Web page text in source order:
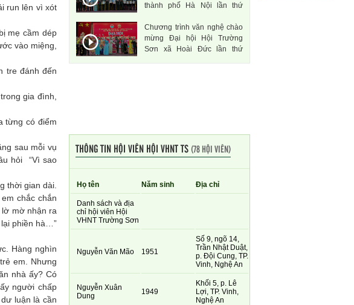
run lên vì xót
mẹ cầm dép
vào miệng,
tre đánh đến
gia đình,
từng có điểm
sau mỗi vụ
hỏi “Vì sao
thời gian dài.
chắc chắn
mờ nhận ra
phiền hà…”
Hàng nghìn
em. Nhưng
nhà ấy? Có
người chấp
luận là cần
thành phố Hà Nội lần thứ
Chương trình văn nghệ chào
mừng Đại hội Hội Trường
Sơn xã Hoài Đức lần thứ
THÔNG TIN HỘI VIÊN HỘI VHNT TS(78 HỘI VIÊN)
Họ tên Năm sinh Địa chỉ
Danh sách và địa
chỉ hội viên Hội
VHNT Trường Sơn
Nguyễn Văn Mão 1951
Số 9, ngõ 14,
Trần Nhật Duật,
p. Đội Cung, TP.
Vinh, Nghệ An
Nguyễn Xuân
Dung
1949
Khối 5, p. Lê
Lợi, TP. Vinh,
Nghệ An